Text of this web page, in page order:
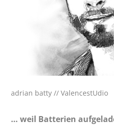
adrian batty // ValencestUdio
… weil Batterien